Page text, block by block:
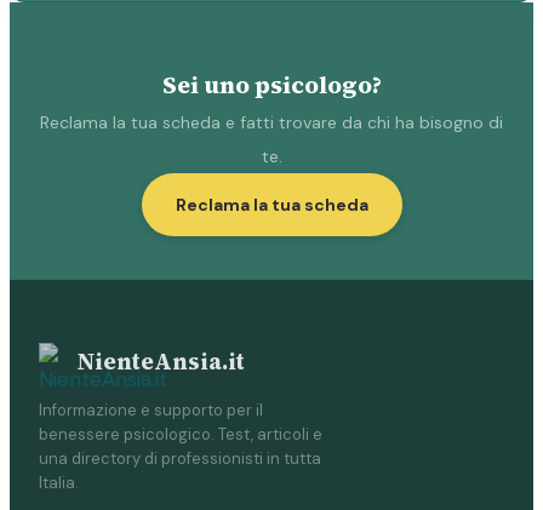
Sei uno psicologo?
Reclama la tua scheda e fatti trovare da chi ha bisogno di
te.
Reclama la tua scheda
NienteAnsia.it
Informazione e supporto per il
benessere psicologico. Test, articoli e
una directory di professionisti in tutta
Italia.